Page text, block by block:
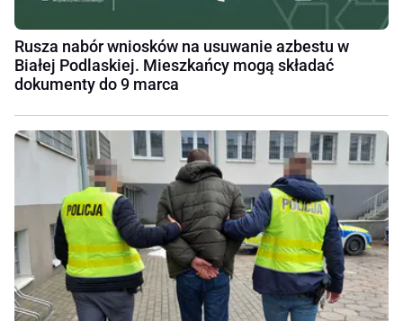
Rusza nabór wniosków na usuwanie azbestu w
Białej Podlaskiej. Mieszkańcy mogą składać
dokumenty do 9 marca